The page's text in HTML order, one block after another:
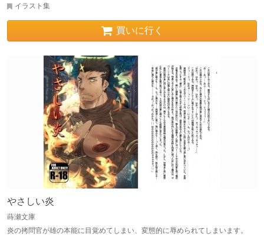
イラスト集
買いに行く
やさしい炎
蒔瀬文庫
炎の拷問官が雄の本能に目覚めてしまい、変態的に辱められてしまいます。